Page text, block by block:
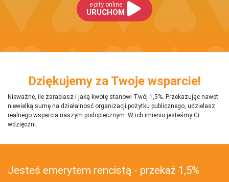
e-pity online
URUCHOM
Dziękujemy za Twoje wsparcie!
Nieważne, ile zarabiasz i jaką kwotę stanowi Twój 1,5%. Przekazując nawet
niewielką sumę na działalnosć organizacji pożytku publicznego, udzielasz
realnego wsparcia naszym podopiecznym. W ich imieniu jesteśmy Ci
wdzięczni.
Jesteś emerytem rencistą - przekaż 1,5%